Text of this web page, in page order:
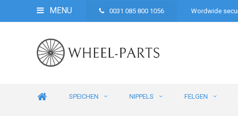
MENU 0031 085 800 1056 Wordwide
SPEICHEN NIPPELS FELGEN